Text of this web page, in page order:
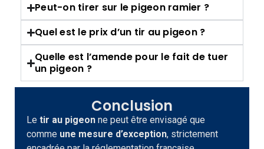
Peut-on tirer sur le pigeon ramier ?
Quel est le prix d’un tir au pigeon ?
Quelle est l’amende pour le fait de tuer
un pigeon ?
Conclusion
Le tir au pigeon ne peut être envisagé que
comme une mesure d’exception, strictement